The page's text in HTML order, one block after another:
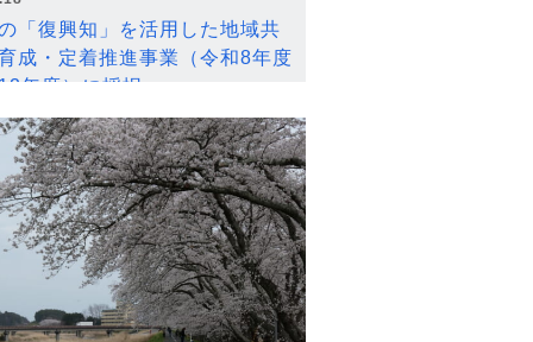
「復興知」を活用した地域共
成・定着推進事業（令和8年度
年度）に採択